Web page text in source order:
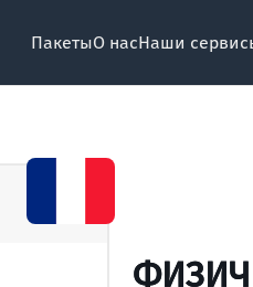
ПакетыО насНаши